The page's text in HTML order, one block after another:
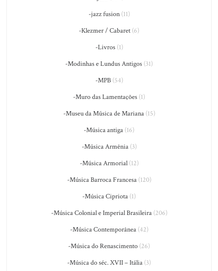
-jazz fusion(11)
-Klezmer / Cabaret (6)
-Livros(1)
-Modinhas e Lundus Antigos (31)
-MPB(54)
-Muro das Lamentações (1)
-Museu da Música de Mariana(15)
-Música antiga (16)
-Música Armênia(3)
-Música Armorial(12)
-Música Barroca Francesa(120)
-Música Cipriota (1)
-Música Colonial e Imperial Brasileira(206)
-Música Contemporânea(42)
-Música do Renascimento (26)
-Música do séc. XVII – Itália (3)